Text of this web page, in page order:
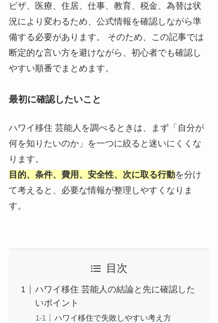
ビザ、医療、住居、仕事、教育、税金、為替は状
況により変わるため、公式情報を確認しながら準
備する必要があります。 そのため、この記事では
断定的な言い方を避けながら、初心者でも確認し
やすい順番でまとめます。
最初に確認したいこと
ハワイ移住 芸能人を調べるときは、まず「自分が
何を知りたいのか」を一つに絞ると迷いにくくな
ります。
目的、条件、費用、安全性、次に取る行動を分け
て考えると、必要な情報が整理しやすくなりま
す。
目次
ハワイ移住 芸能人の結論と先に確認した
いポイント
ハワイ移住で失敗しやすい考え方